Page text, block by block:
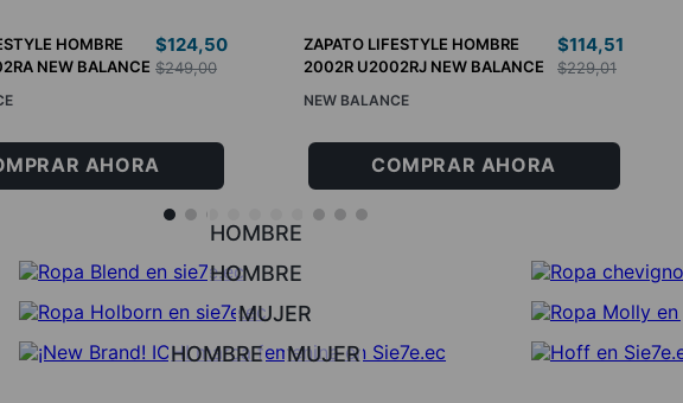
HOMBRE
NEW BALANCE
$124,50
$249,00
AHORA
ZAPATO LIFESTYLE HOMBRE
2002R U2002RJ NEW BALANCE
$114,51
$229,01
NEW BALANCE
COMPRAR AHORA
HOMBRE
HOMBRE
MUJER
HOMBRE MUJER